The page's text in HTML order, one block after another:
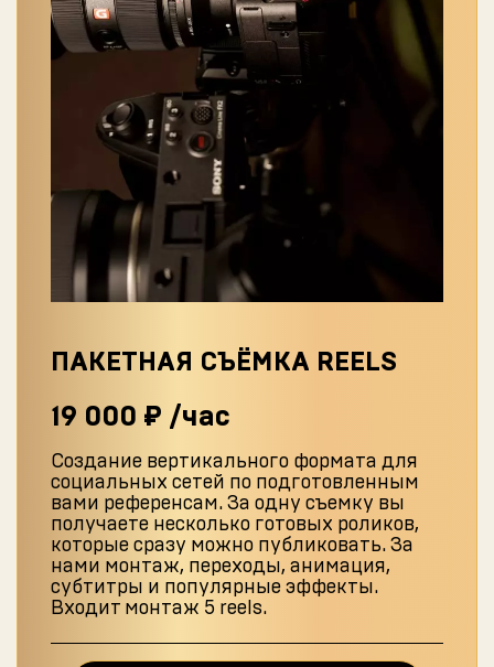
ПАКЕТНАЯ СЪЁМКА REELS
19 000 ₽ /час
Создание вертикального формата для
социальных сетей по подготовленным
вами референсам. За одну съемку вы
получаете несколько готовых роликов,
которые сразу можно публиковать. За
нами монтаж, переходы, анимация,
субтитры и популярные эффекты.
Входит монтаж 5 reels.